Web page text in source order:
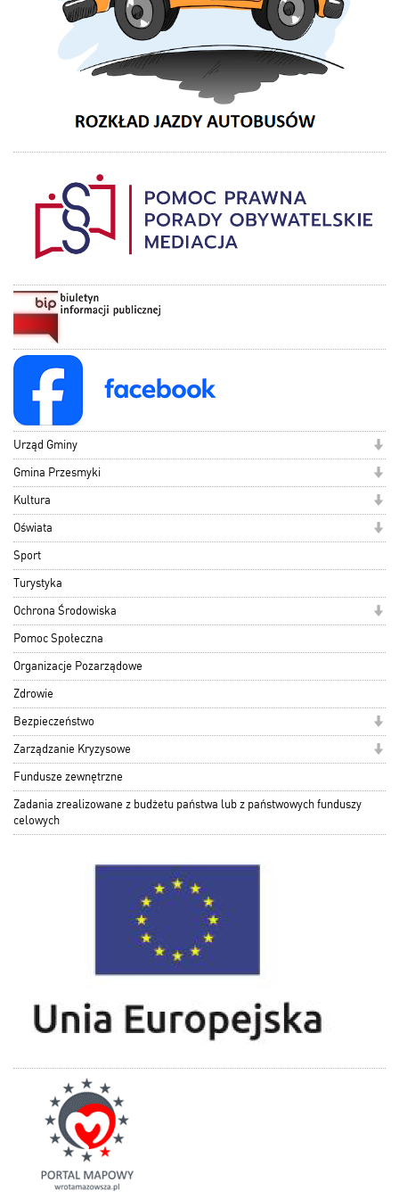
Urząd Gminy
Gmina Przesmyki
Kultura
Oświata
Sport
Turystyka
Ochrona Środowiska
Pomoc Społeczna
Organizacje Pozarządowe
Zdrowie
Bezpieczeństwo
Zarządzanie Kryzysowe
Fundusze zewnętrzne
Zadania zrealizowane z budżetu państwa lub z państwowych funduszy
celowych